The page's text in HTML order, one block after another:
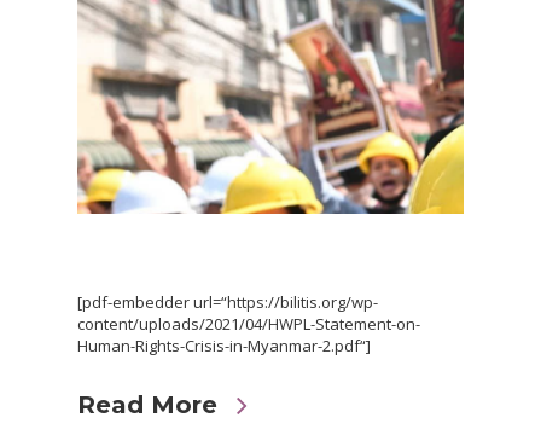
[pdf-embedder url=“https://bilitis.org/wp-
content/uploads/2021/04/HWPL-Statement-on-
Human-Rights-Crisis-in-Myanmar-2.pdf“]
Read More